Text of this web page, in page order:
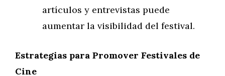
artículos y entrevistas puede
aumentar la visibilidad del festival.
Estrategias para Promover Festivales de
Cine